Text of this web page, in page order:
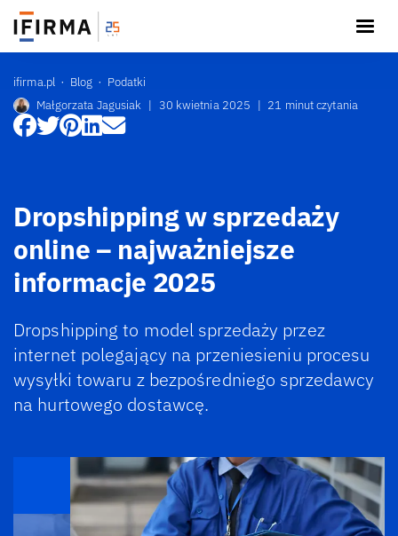
ifirma.pl Blog
Podatki
Małgorzata Jagusiak | 30 kwietnia 2025 | 21 minut czytania
Dropshipping w sprzedaży
online – najważniejsze
informacje 2025
Dropshipping to model sprzedaży przez
internet polegający na przeniesieniu procesu
wysyłki towaru z bezpośredniego sprzedawcy
na hurtowego dostawcę.